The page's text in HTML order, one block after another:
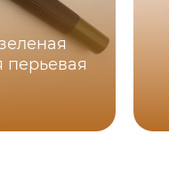
перьевая